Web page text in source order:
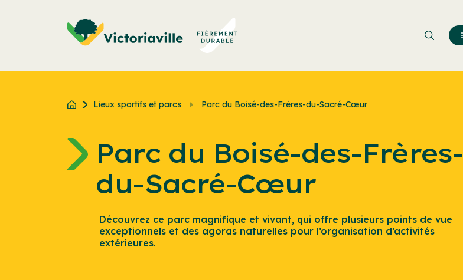
contenu
principal
Lieux sportifs et parcs Parc du Boisé-des-Frères-du-Sacré-Cœur
Parc du Boisé-des-Frères-
du-Sacré-Cœur
Découvrez ce parc magnifique et vivant, qui offre plusieurs points de vue
exceptionnels et des agoras naturelles pour l’organisation d’activités
extérieures.